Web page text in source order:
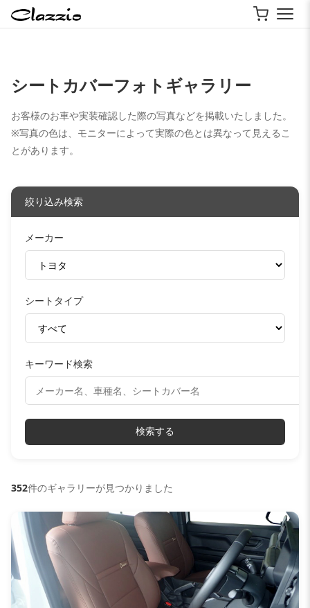
シートカバーフォトギャラリー
お客様のお車や実装確認した際の写真などを掲載いたしました。
※写真の色は、モニターによって実際の色とは異なって見えるこ
とがあります。
絞り込み検索
メーカー
シートタイプ
キーワード検索
検索する
352件のギャラリーが見つかりました